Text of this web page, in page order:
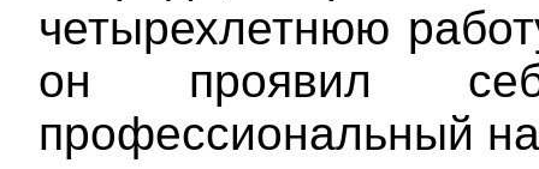
четырехлетнюю
он проявил
профессиональный